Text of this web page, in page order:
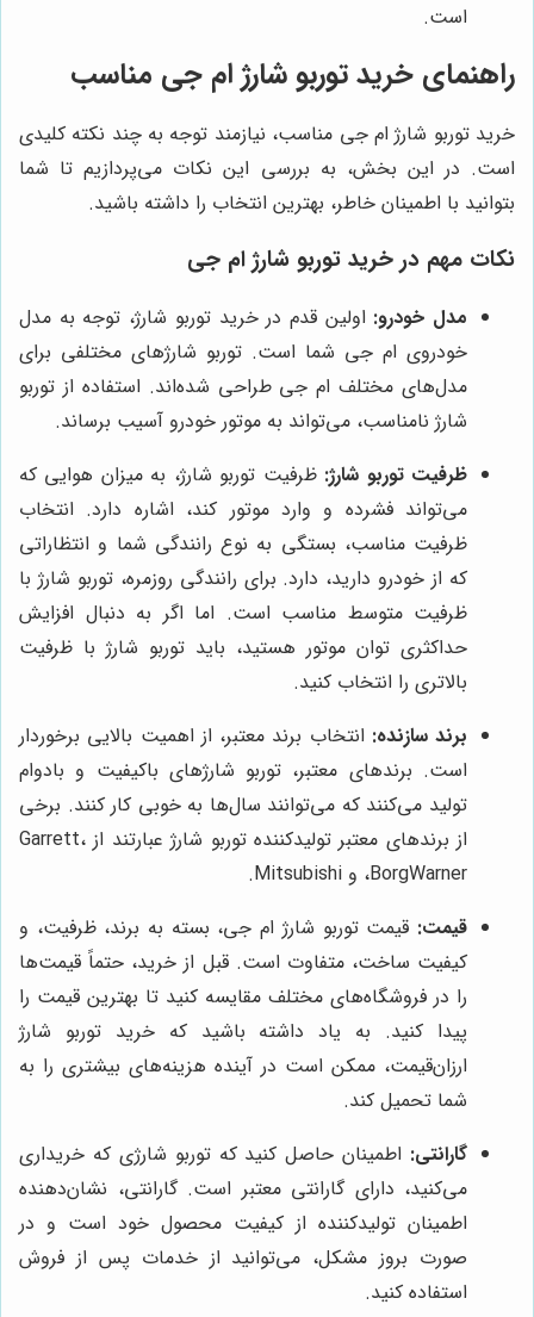
است.
راهنمای خرید توربو شارژ ام جی مناسب
خرید توربو شارژ ام جی مناسب، نیازمند توجه به چند نکته کلیدی
است. در این بخش، به بررسی این نکات می‌پردازیم تا شما
بتوانید با اطمینان خاطر، بهترین انتخاب را داشته باشید.
نکات مهم در خرید توربو شارژ ام جی
مدل خودرو: اولین قدم در خرید توربو شارژ، توجه به مدل
خودروی ام جی شما است. توربو شارژهای مختلفی برای
مدل‌های مختلف ام جی طراحی شده‌اند. استفاده از توربو
شارژ نامناسب، می‌تواند به موتور خودرو آسیب برساند.
ظرفیت توربو شارژ: ظرفیت توربو شارژ، به میزان هوایی که
می‌تواند فشرده و وارد موتور کند، اشاره دارد. انتخاب
ظرفیت مناسب، بستگی به نوع رانندگی شما و انتظاراتی
که از خودرو دارید، دارد. برای رانندگی روزمره، توربو شارژ با
ظرفیت متوسط مناسب است. اما اگر به دنبال افزایش
حداکثری توان موتور هستید، باید توربو شارژ با ظرفیت
بالاتری را انتخاب کنید.
برند سازنده: انتخاب برند معتبر، از اهمیت بالایی برخوردار
است. برندهای معتبر، توربو شارژهای باکیفیت و بادوام
تولید می‌کنند که می‌توانند سال‌ها به خوبی کار کنند. برخی
از برندهای معتبر تولیدکننده توربو شارژ عبارتند از Garrett،
BorgWarner، و Mitsubishi.
قیمت: قیمت توربو شارژ ام جی، بسته به برند، ظرفیت، و
کیفیت ساخت، متفاوت است. قبل از خرید، حتماً قیمت‌ها
را در فروشگاه‌های مختلف مقایسه کنید تا بهترین قیمت را
پیدا کنید. به یاد داشته باشید که خرید توربو شارژ
ارزان‌قیمت، ممکن است در آینده هزینه‌های بیشتری را به
شما تحمیل کند.
گارانتی: اطمینان حاصل کنید که توربو شارژی که خریداری
می‌کنید، دارای گارانتی معتبر است. گارانتی، نشان‌دهنده
اطمینان تولیدکننده از کیفیت محصول خود است و در
صورت بروز مشکل، می‌توانید از خدمات پس از فروش
استفاده کنید.